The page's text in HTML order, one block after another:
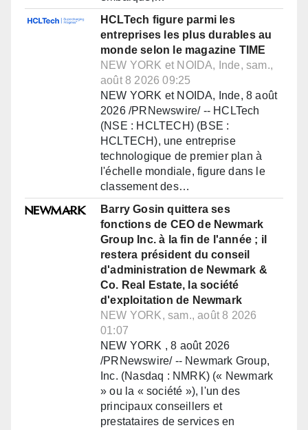
HCLTech figure parmi les
entreprises les plus durables au
monde selon le magazine TIME
NEW YORK et NOIDA, Inde, sam.,
août 8 2026 09:25
NEW YORK et NOIDA, Inde, 8 août
2026 /PRNewswire/ -- HCLTech
(NSE : HCLTECH) (BSE :
HCLTECH), une entreprise
technologique de premier plan à
l'échelle mondiale, figure dans le
classement des…
Barry Gosin quittera ses
fonctions de CEO de Newmark
Group Inc. à la fin de l'année ; il
restera président du conseil
d'administration de Newmark &
Co. Real Estate, la société
d'exploitation de Newmark
NEW YORK, sam., août 8 2026
01:07
NEW YORK , 8 août 2026
/PRNewswire/ -- Newmark Group,
Inc. (Nasdaq : NMRK) (« Newmark
» ou la « société »), l'un des
principaux conseillers et
prestataires de services en